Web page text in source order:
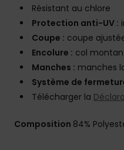
Résistant au chlore
Protection anti-UV :
Coupe : coupe
Encolure : col
Manches : manches
Système de
Télécharger la
Composition 84%